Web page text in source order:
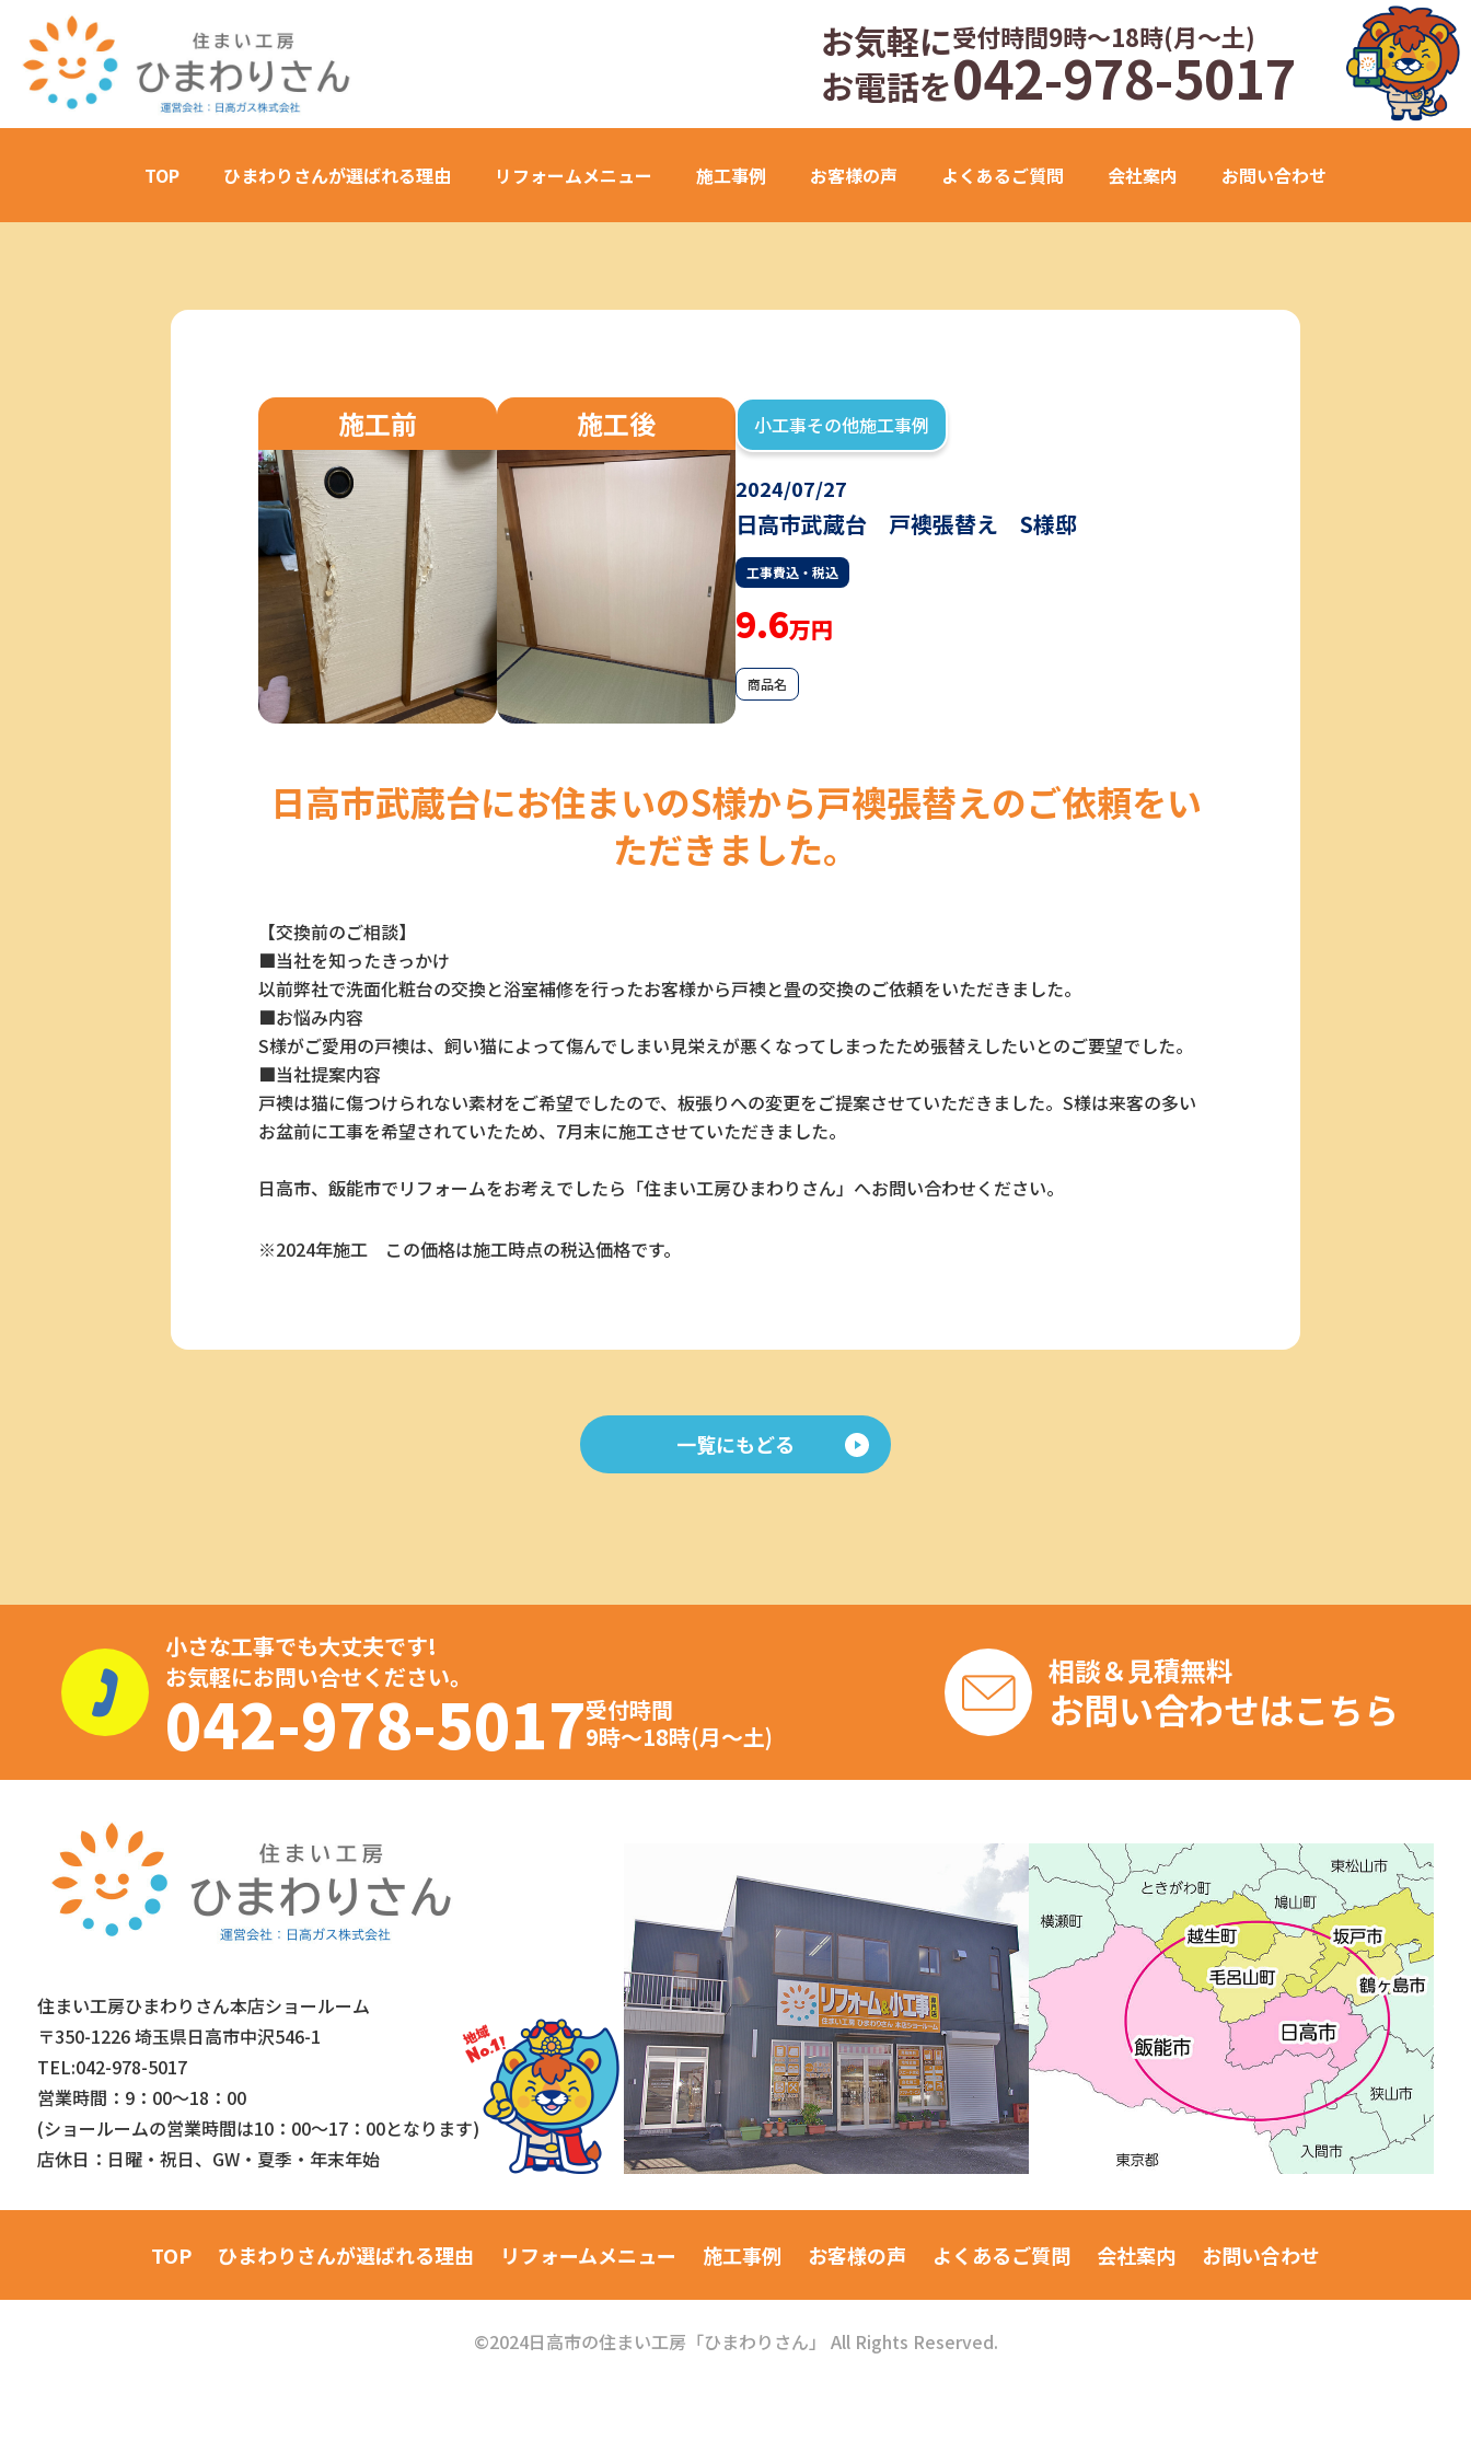
お気軽に
お電話を
受付時間9時～18時(月～土)
042-978-5017
TOP ひまわりさんが選ばれる理由 リフォームメニュー 施工事例 お客様の声 よくあるご質問 会社案内 お問い合わせ
施工前 施工後 小工事その他施工事例
2024/07/27
日高市武蔵台 戸襖張替え S様邸
工事費込・税込
9.6万円
商品名
日高市武蔵台にお住まいのS様から戸襖張替えのご依頼をい
ただきました。
【交換前のご相談】
■当社を知ったきっかけ
以前弊社で洗面化粧台の交換と浴室補修を行ったお客様から戸襖と畳の交換のご依頼をいただきました。
■お悩み内容
S様がご愛用の戸襖は、飼い猫によって傷んでしまい見栄えが悪くなってしまったため張替えしたいとのご要望でした。
■当社提案内容
戸襖は猫に傷つけられない素材をご希望でしたので、板張りへの変更をご提案させていただきました。S様は来客の多い
お盆前に工事を希望されていたため、7月末に施工させていただきました。
日高市、飯能市でリフォームをお考えでしたら「住まい工房ひまわりさん」へお問い合わせください。
※2024年施工 この価格は施工時点の税込価格です。
一覧にもどる
小さな工事でも大丈夫です!
お気軽にお問い合せください。
042-978-5017受付時間
9時～18時(月～土)
相談＆見積無料
お問い合わせはこちら
住まい工房ひまわりさん本店ショールーム
〒350-1226 埼玉県日高市中沢546-1
TEL:042-978-5017
営業時間：9：00～18：00
(ショールームの営業時間は10：00～17：00となります)
店休日：日曜・祝日、GW・夏季・年末年始
TOP ひまわりさんが選ばれる理由 リフォームメニュー 施工事例 お客様の声 よくあるご質問 会社案内 お問い合わせ
©2024日高市の住まい工房「ひまわりさん」 All Rights Reserved.